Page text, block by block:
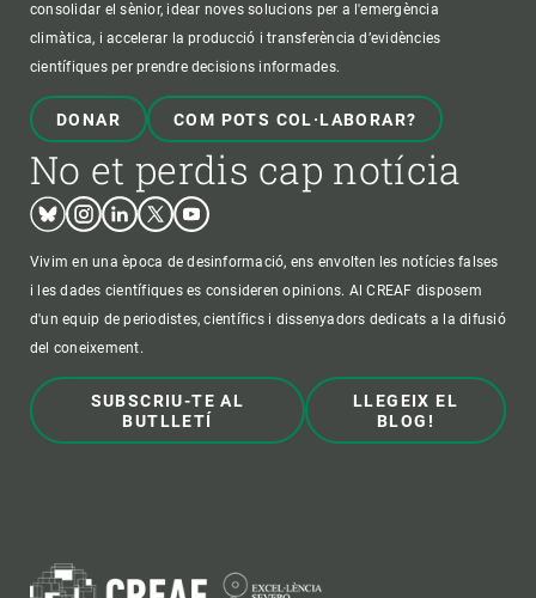
consolidar el sènior, idear noves solucions per a l'emergència
climàtica, i accelerar la producció i transferència d’evidències
científiques per prendre decisions informades.
DONAR COM POTS COL·LABORAR?
No et perdis cap notícia
BlueskyInstagram
LinkedinTwitterYoutube
Vivim en una època de desinformació, ens envolten les notícies falses
i les dades científiques es consideren opinions. Al CREAF disposem
d'un equip de periodistes, científics i dissenyadors dedicats a la difusió
del coneixement.
SUBSCRIU-TE AL
BUTLLETÍ
LLEGEIX EL
BLOG!